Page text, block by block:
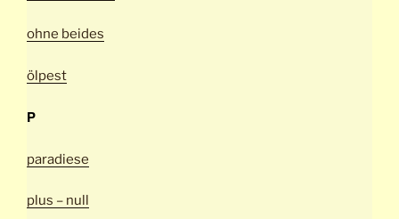
ohne beides
ölpest
P
paradiese
plus – null